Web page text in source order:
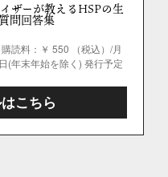
ザーが教えるHSPの生
問回答集
購読料：￥ 550 （税込）/月
(年末年始を除く) 発行予定
こちら